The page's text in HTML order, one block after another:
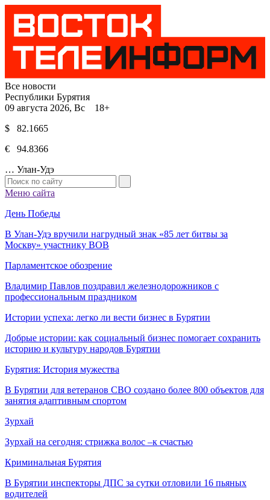
Все новости
Республики Бурятия
09 августа 2026, Вс 18+
$ 82.1665
€ 94.8366
… Улан-Удэ
Меню сайта
День Победы
В Улан-Удэ вручили нагрудный знак «85 лет битвы за
Москву» участнику ВОВ
Парламентское обозрение
Владимир Павлов поздравил железнодорожников с
профессиональным праздником
Истории успеха: легко ли вести бизнес в Бурятии
Добрые истории: как социальный бизнес помогает сохранить
историю и культуру народов Бурятии
Бурятия: История мужества
В Бурятии для ветеранов СВО создано более 800 объектов для
занятия адаптивным спортом
Зурхай
Зурхай на сегодня: стрижка волос –к счастью
Криминальная Бурятия
В Бурятии инспекторы ДПС за сутки отловили 16 пьяных
водителей